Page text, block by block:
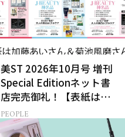
美ST 2026年10月号 増刊
Special Editionネット書
店完売御礼！【表紙は加
藤あいさん＆菊池風磨さ
ん】
PEOPLE